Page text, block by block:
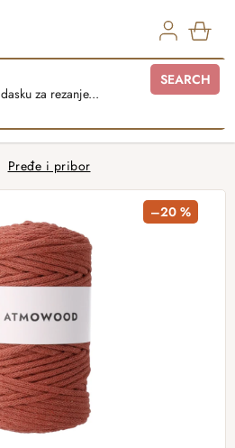
SEARCH
Pređe i pribor
–20 %